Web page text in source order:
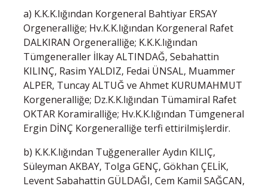
a) K.K.K.lığından Korgeneral Bahtiyar ERSAY
Orgeneralliğe; Hv.K.K.lığından Korgeneral Rafet
DALKIRAN Orgeneralliğe; K.K.K.lığından
Tümgeneraller İlkay ALTINDAĞ, Sebahattin
KILINÇ, Rasim YALDIZ, Fedai ÜNSAL, Muammer
ALPER, Tuncay ALTUĞ ve Ahmet KURUMAHMUT
Korgeneralliğe; Dz.K.K.lığından Tümamiral Rafet
OKTAR Koramiralliğe; Hv.K.K.lığından Tümgeneral
Ergin DİNÇ Korgeneralliğe terfi ettirilmişlerdir.
b) K.K.K.lığından Tuğgeneraller Aydın KILIÇ,
Süleyman AKBAY, Tolga GENÇ, Gökhan ÇELİK,
Levent Sabahattin GÜLDAĞI, Cem Kamil SAĞCAN,